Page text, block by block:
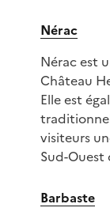
Nérac
Nérac est
Château
Elle est
visiteurs
Sud-Ouest
Barbaste